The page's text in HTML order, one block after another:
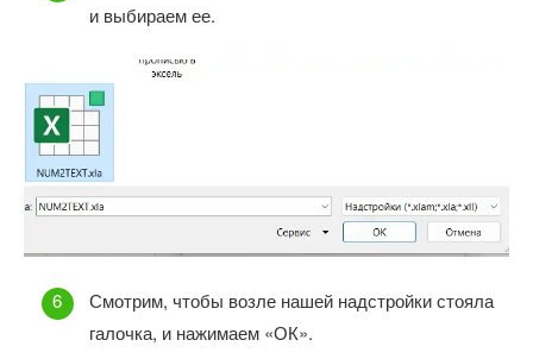
и выбираем ее.
Смотрим, чтобы возле нашей надстройки стояла
галочка, и нажимаем «ОК».